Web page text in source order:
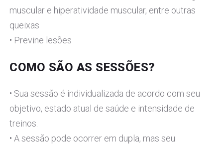
muscular e hiperatividade muscular, entre outras
queixas
• Previne lesões
COMO SÃO AS SESSÕES?
• Sua sessão é individualizada de acordo com seu
objetivo, estado atual de saúde e intensidade de
treinos.
• A sessão pode ocorrer em dupla, mas seu